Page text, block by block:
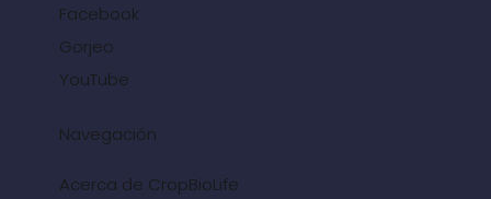
Facebook
Gorjeo
YouTube
Navegación
Acerca de CropBioLife